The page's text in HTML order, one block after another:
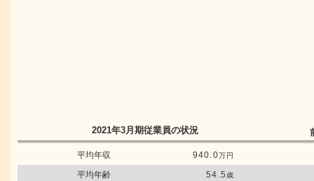
2021年3月期従業員の状況
平均年収 940.0万円
平均年齢 54.5 歳